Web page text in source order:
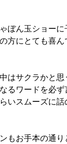
ぼん玉ショー
方にとても喜ん
はサクラかと
るワードを必
いスムーズに話
もお手本の通